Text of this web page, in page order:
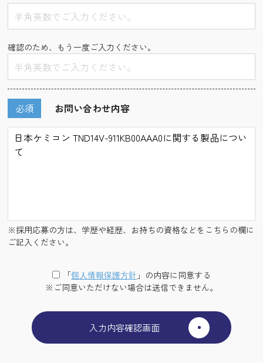
確認のため、もう一度ご入力ください。
お問い合わせ内容
必須
※採用応募の方は、学歴や経歴、お持ちの資格などをこちらの欄に
ご記入ください。
「個⼈情報保護⽅針 」の内容に同意する
※ご同意いただけない場合は送信できません。